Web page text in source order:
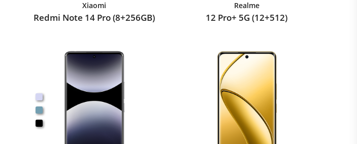
Xiaomi
Redmi Note 14 Pro (8+256GB)
Realme
12 Pro+ 5G (12+512)